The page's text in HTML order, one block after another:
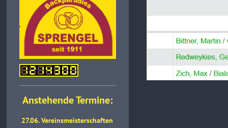
Anstehende Termine:
27.06. Vereinsmeisterschaften